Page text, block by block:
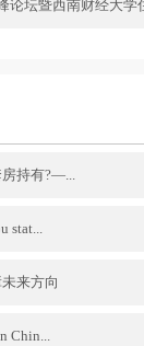
房持有?—...
stat...
来方向
Chin...